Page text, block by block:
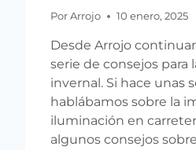
Por Arrojo 10 enero, 2025
Desde Arrojo
serie de consejos para
invernal. Si hace unas
hablábamos sobre la
iluminación en
algunos consejos